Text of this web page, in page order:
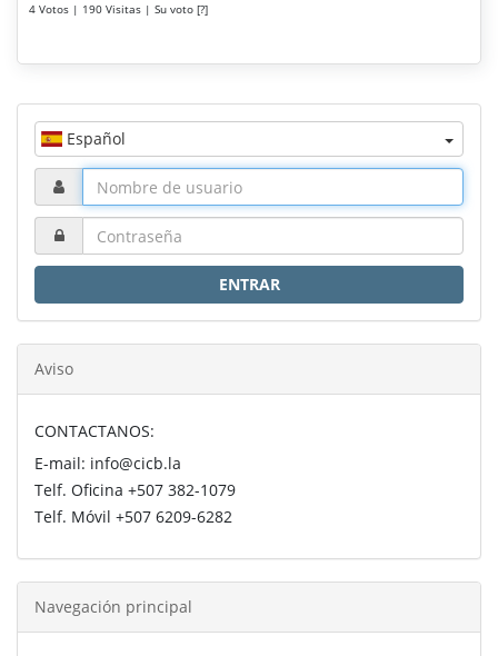
4 Votos | 190 Visitas | Su voto [?]
Español
ENTRAR
Aviso
CONTACTANOS:
E-mail: info@cicb.la
Telf. Oficina +507 382-1079
Telf. Móvil +507 6209-6282
Navegación principal